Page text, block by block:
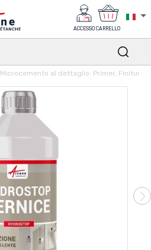
ACCESSO CARRELLO
Microcemento al dettaglio: Primer, Finitura,